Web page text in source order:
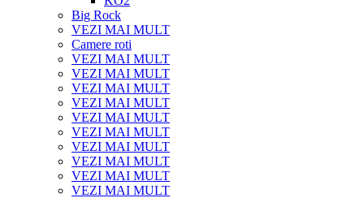
Big Rock
VEZI MAI MULT
Camere roti
VEZI MAI MULT
VEZI MAI MULT
VEZI MAI MULT
VEZI MAI MULT
VEZI MAI MULT
VEZI MAI MULT
VEZI MAI MULT
VEZI MAI MULT
VEZI MAI MULT
VEZI MAI MULT